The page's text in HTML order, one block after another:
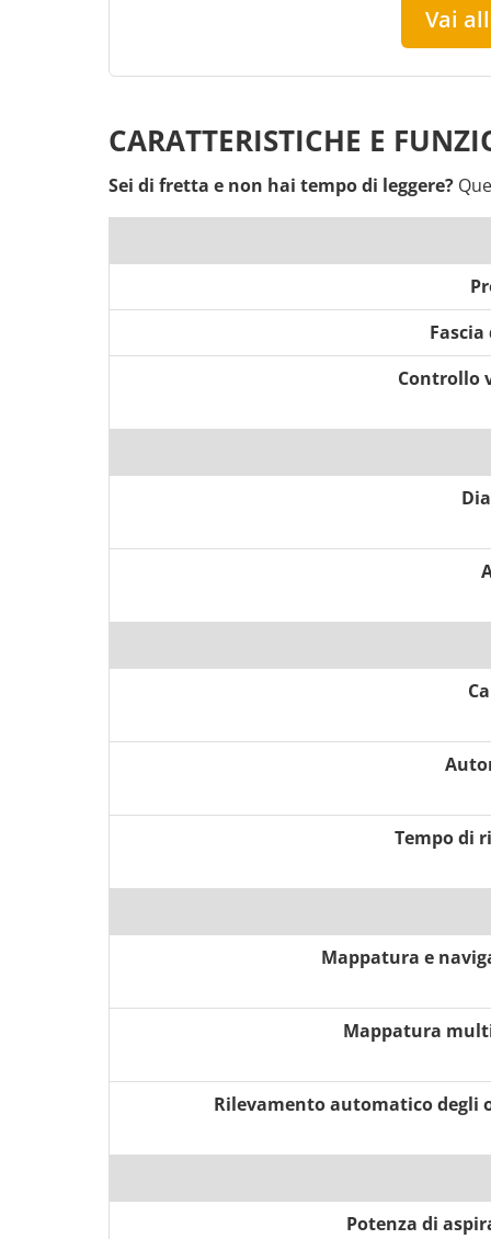
Vai
CARATTERISTICHE E
Sei di fretta e non hai tempo di leggere?
Fascia
Controllo
Tempo di
Mappatura e
Mappatura
Rilevamento automatico degli
Potenza di